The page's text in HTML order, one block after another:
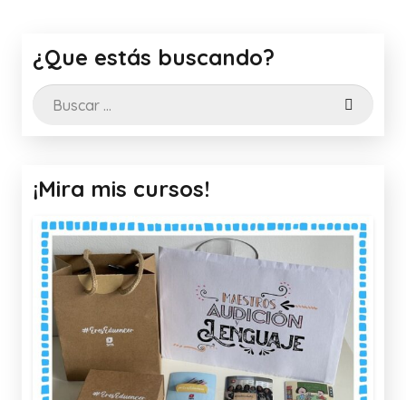
¿Que estás buscando?
Buscar:
¡Mira mis cursos!